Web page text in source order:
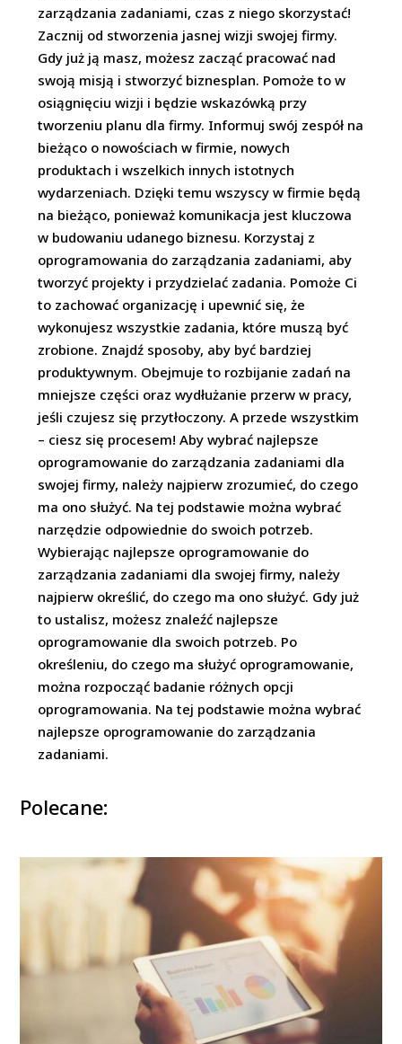
zarządzania zadaniami, czas z niego skorzystać!
Zacznij od stworzenia jasnej wizji swojej firmy.
Gdy już ją masz, możesz zacząć pracować nad
swoją misją i stworzyć biznesplan. Pomoże to w
osiągnięciu wizji i będzie wskazówką przy
tworzeniu planu dla firmy. Informuj swój zespół na
bieżąco o nowościach w firmie, nowych
produktach i wszelkich innych istotnych
wydarzeniach. Dzięki temu wszyscy w firmie będą
na bieżąco, ponieważ komunikacja jest kluczowa
w budowaniu udanego biznesu. Korzystaj z
oprogramowania do zarządzania zadaniami, aby
tworzyć projekty i przydzielać zadania. Pomoże Ci
to zachować organizację i upewnić się, że
wykonujesz wszystkie zadania, które muszą być
zrobione. Znajdź sposoby, aby być bardziej
produktywnym. Obejmuje to rozbijanie zadań na
mniejsze części oraz wydłużanie przerw w pracy,
jeśli czujesz się przytłoczony. A przede wszystkim
– ciesz się procesem! Aby wybrać najlepsze
oprogramowanie do zarządzania zadaniami dla
swojej firmy, należy najpierw zrozumieć, do czego
ma ono służyć. Na tej podstawie można wybrać
narzędzie odpowiednie do swoich potrzeb.
Wybierając najlepsze oprogramowanie do
zarządzania zadaniami dla swojej firmy, należy
najpierw określić, do czego ma ono służyć. Gdy już
to ustalisz, możesz znaleźć najlepsze
oprogramowanie dla swoich potrzeb. Po
określeniu, do czego ma służyć oprogramowanie,
można rozpocząć badanie różnych opcji
oprogramowania. Na tej podstawie można wybrać
najlepsze oprogramowanie do zarządzania
zadaniami.
Polecane: